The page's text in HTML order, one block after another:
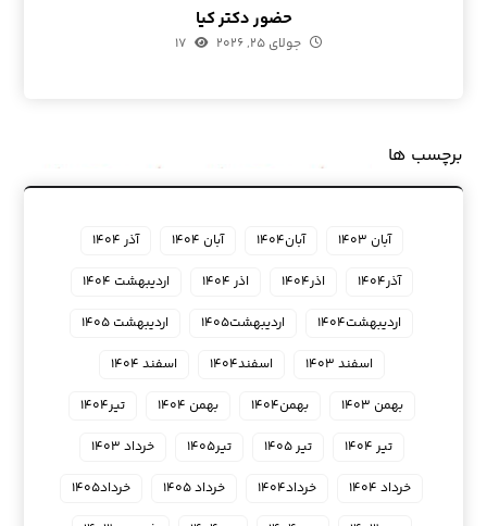
حضور دکتر کیا
جولای ۲۵, ۲۰۲۶ ۱۷
برچسب ها
آبان ۱۴۰۳ آبان۱۴۰۴ آبان ۱۴۰۴
آذر ۱۴۰۴
آذر۱۴۰۴
اذر۱۴۰۴ اذر ۱۴۰۴
اردیبهشت ۱۴۰۴
اردیبهشت۱۴۰۴
اردیبهشت۱۴۰۵
اردیبهشت ۱۴۰۵
اسفند ۱۴۰۳
اسفند۱۴۰۴
اسفند ۱۴۰۴
بهمن ۱۴۰۳
بهمن۱۴۰۴ بهمن ۱۴۰۴
تیر۱۴۰۴
تیر ۱۴۰۴
تیر ۱۴۰۵ تیر۱۴۰۵
خرداد ۱۴۰۳
خرداد ۱۴۰۴
خرداد۱۴۰۴ خرداد ۱۴۰۵
خرداد۱۴۰۵